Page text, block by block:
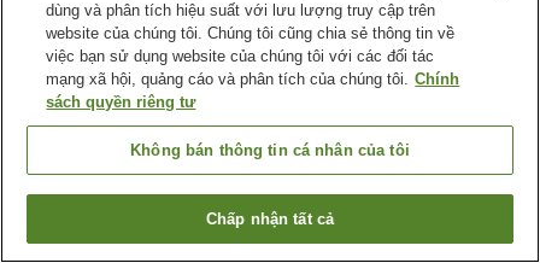
Tiện nghi chỗ nghỉ
Bãi đỗ xe
Thân thiện với thú cưng
Cửa hàng
Phòng Phơi Thiết Bị Trượt
Trang chủ Nhật Bản Tỉnh Fukushima
Thị trấn Minamiaizu
Pension Felice
Tìm phòng trống
dùng và phân tích hiệu suất với lưu lượng truy cập trên
website của chúng tôi. Chúng tôi cũng chia sẻ thông tin về
việc bạn sử dụng website của chúng tôi với các đối tác
mạng xã hội, quảng cáo và phân tích của chúng tôi. Chính
sách quyền riêng tư
Không bán thông tin cá nhân của tôi
Chấp nhận tất cả